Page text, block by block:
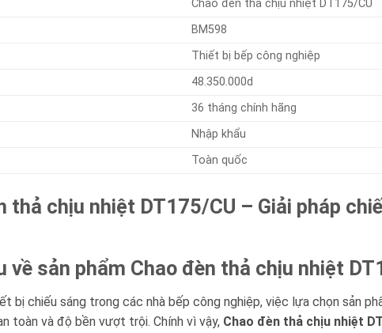
Chao đèn thả chịu nhiệt DT175/CU
BM598
Thiết bị bếp công nghiệp
48.350.000d
36 tháng chính hãng
Nhập khẩu
Toàn quốc
thả chịu nhiệt DT175/CU – Giải pháp
về sản phẩm Chao đèn thả chịu nhiệt
bị chiếu sáng trong các nhà bếp công nghiệp, việc lựa chọn sản
toàn và độ bền vượt trội. Chính vì vậy, Chao đèn thả chịu nhiệt